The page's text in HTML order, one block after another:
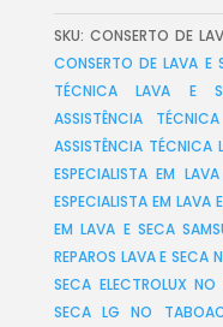
SKU: CONSERTO DE
CONSERTO DE LAVA E
TÉCNICA LAVA E
ASSISTÊNCIA
ASSISTÊNCIA
ESPECIALISTA EM
ESPECIALISTA EM
EM LAVA E SECA
REPAROS LAVA E SECA
SECA ELECTROLUX
SECA LG NO